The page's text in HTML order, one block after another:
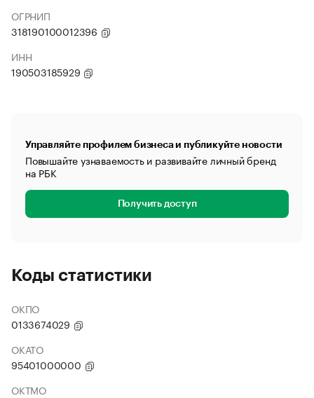
ОГРНИП
318190100012396
ИНН
190503185929
Управляйте профилем бизнеса и публикуйте новости
Повышайте узнаваемость и развивайте личный бренд
на РБК
Получить доступ
Коды статистики
ОКПО
0133674029
ОКАТО
95401000000
ОКТМО